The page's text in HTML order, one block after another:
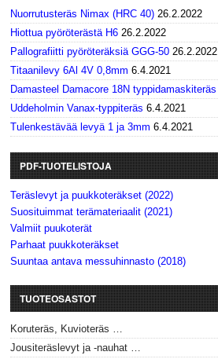
Nuorrutusteräs Nimax (HRC 40) 26.2.2022
Hiottua pyöröterästä H6 26.2.2022
Pallografiitti pyöröteräksiä GGG-50 26.2.2022
Titaanilevy 6Al 4V 0,8mm 6.4.2021
Damasteel Damacore 18N typpidamaskiteräs
Uddeholmin Vanax-typpiteräs 6.4.2021
Tulenkestävää levyä 1 ja 3mm 6.4.2021
PDF-TUOTELISTOJA
Teräslevyt ja puukkoteräkset (2022)
Suosituimmat terämateriaalit (2021)
Valmiit puukoterät
Parhaat puukkoteräkset
Suuntaa antava messuhinnasto (2018)
TUOTEOSASTOT
Koruteräs, Kuvioteräs …
Jousiteräslevyt ja -nauhat …